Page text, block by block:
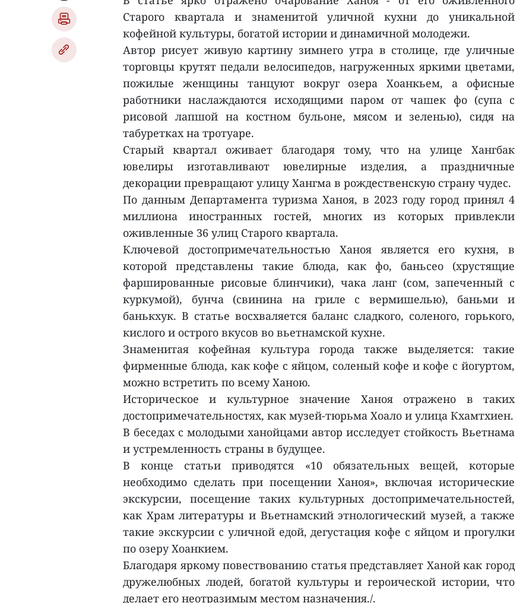
Старого квартала и знаменитой уличной кухни до уникальной
кофейной культуры, богатой истории и динамичной молодежи.
Автор рисует живую картину зимнего утра в столице, где уличные
торговцы крутят педали велосипедов, нагруженных яркими цветами,
пожилые женщины танцуют вокруг озера Хоанкьем, а офисные
работники наслаждаются исходящими паром от чашек фо (супа с
рисовой лапшой на костном бульоне, мясом и зеленью), сидя на
табуретках на тротуаре.
Старый квартал оживает благодаря тому, что на улице Хангбак
ювелиры изготавливают ювелирные изделия, а праздничные
декорации превращают улицу Хангма в рождественскую страну чудес.
По данным Департамента туризма Ханоя, в 2023 году город принял 4
миллиона иностранных гостей, многих из которых привлекли
оживленные 36 улиц Старого квартала.
Ключевой достопримечательностью Ханоя является его кухня, в
которой представлены такие блюда, как фо, баньсео (хрустящие
фаршированные рисовые блинчики), чака ланг (сом, запеченный с
куркумой), бунча (свинина на гриле с вермишелью), баньми и
банькхук. В статье восхваляется баланс сладкого, соленого, горького,
кислого и острого вкусов во вьетнамской кухне.
Знаменитая кофейная культура города также выделяется: такие
фирменные блюда, как кофе с яйцом, соленый кофе и кофе с йогуртом,
можно встретить по всему Ханою.
Историческое и культурное значение Ханоя отражено в таких
достопримечательностях, как музей-тюрьма Хоало и улица Кхамтхиен.
В беседах с молодыми ханойцами автор исследует стойкость Вьетнама
и устремленность страны в будущее.
В конце статьи приводятся «10 обязательных вещей, которые
необходимо сделать при посещении Ханоя», включая исторические
экскурсии, посещение таких культурных достопримечательностей,
как Храм литературы и Вьетнамский этнологический музей, а также
такие экскурсии с уличной едой, дегустация кофе с яйцом и прогулки
по озеру Хоанкием.
Благодаря яркому повествованию статья представляет Ханой как город
дружелюбных людей, богатой культуры и героической истории, что
делает его неотразимым местом назначения./.